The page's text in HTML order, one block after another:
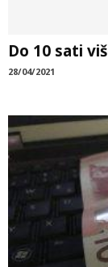
Do 10 sati
28/04/2021